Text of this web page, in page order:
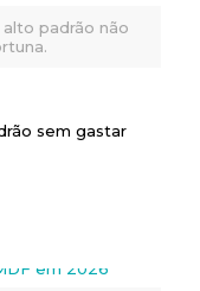
padrão não
sem gastar